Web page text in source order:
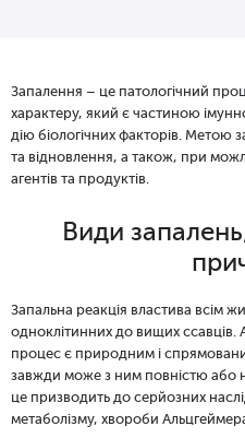
Запалення – це патологічний
характеру, який є частиною
дію біологічних факторів. Метою
та відновлення, а також, при
агентів та продуктів.
Види
Запальна реакція властива всім
одноклітинних до вищих
процес є природним і
завжди може з ним повністю або
це призводить до серйозних
метаболізму, хвороби